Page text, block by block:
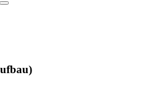
Suchen